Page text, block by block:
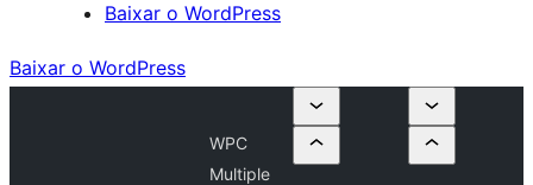
Baixar o WordPress
Baixar o WordPress
WPC
Multiple